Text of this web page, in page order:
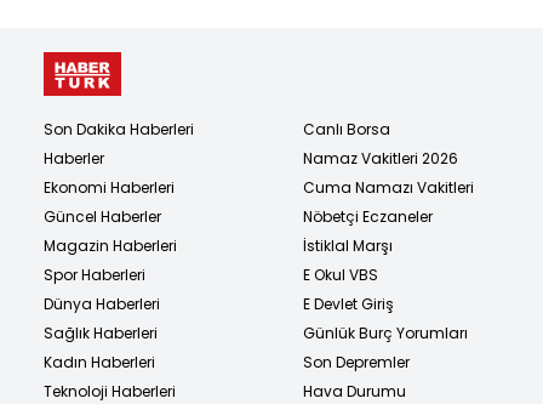
Son Dakika Haberleri
Haberler
Ekonomi Haberleri
Güncel Haberler
Magazin Haberleri
Spor Haberleri
Dünya Haberleri
Sağlık Haberleri
Kadın Haberleri
Teknoloji Haberleri
Canlı Borsa
Namaz Vakitleri 2026
Cuma Namazı Vakitleri
Nöbetçi Eczaneler
İstiklal Marşı
E Okul VBS
E Devlet Giriş
Günlük Burç Yorumları
Son Depremler
Hava Durumu